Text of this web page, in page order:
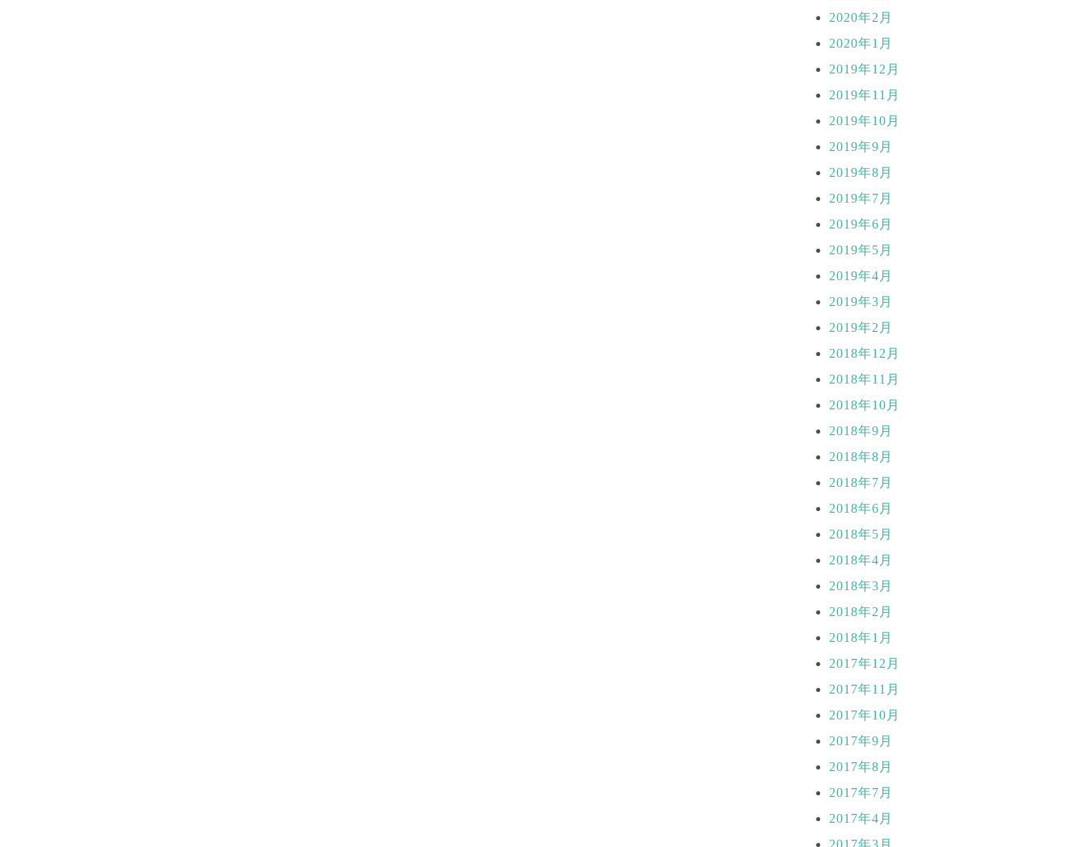
2020年2月
2020年1月
2019年12月
2019年11月
2019年10月
2019年9月
2019年8月
2019年7月
2019年6月
2019年5月
2019年4月
2019年3月
2019年2月
2018年12月
2018年11月
2018年10月
2018年9月
2018年8月
2018年7月
2018年6月
2018年5月
2018年4月
2018年3月
2018年2月
2018年1月
2017年12月
2017年11月
2017年10月
2017年9月
2017年8月
2017年7月
2017年4月
2017年3月